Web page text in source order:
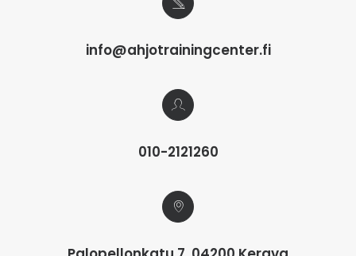
info@ahjotrainingcenter.fi
010-2121260